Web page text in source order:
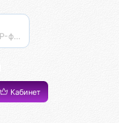
Серверный PHP-фреймворк для высоконагруженных проектов
Кабинет